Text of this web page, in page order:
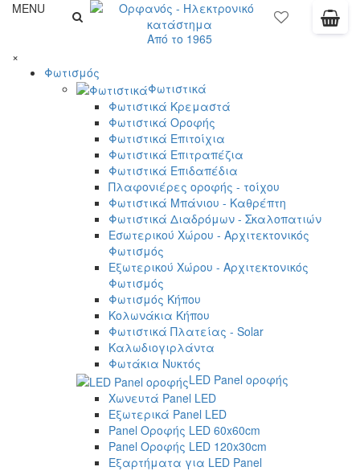
MENU
Από το 1965
×
Φωτισμός
Φωτιστικά
Φωτιστικά Κρεμαστά
Φωτιστικά Οροφής
Φωτιστικά Επιτοίχια
Φωτιστικά Επιτραπέζια
Φωτιστικά Επιδαπέδια
Πλαφονιέρες οροφής - τοίχου
Φωτιστικά Μπάνιου - Καθρέπτη
Φωτιστικά Διαδρόμων - Σκαλοπατιών
Εσωτερικού Χώρου - Αρχιτεκτονικός
Φωτισμός
Εξωτερικού Χώρου - Αρχιτεκτονικός
Φωτισμός
Φωτισμός Κήπου
Κολωνάκια Κήπου
Φωτιστικά Πλατείας - Solar
Καλωδιογιρλάντα
Φωτάκια Νυκτός
LED Panel οροφής
Χωνευτά Panel LED
Εξωτερικά Panel LED
Panel Οροφής LED 60x60cm
Panel Οροφής LED 120x30cm
Εξαρτήματα για LED Panel